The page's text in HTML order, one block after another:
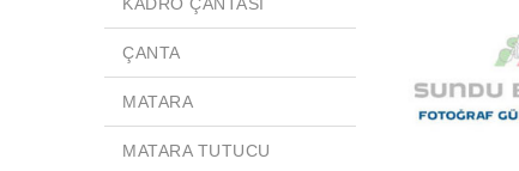
ÇANTA
MATARA
MATARA TUTUCU